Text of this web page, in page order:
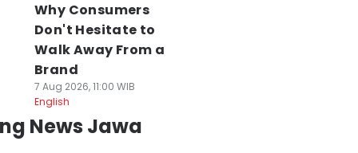
Why Consumers
Don't Hesitate to
Walk Away From a
Brand
7 Aug 2026, 11:00 WIB
English
News Jawa